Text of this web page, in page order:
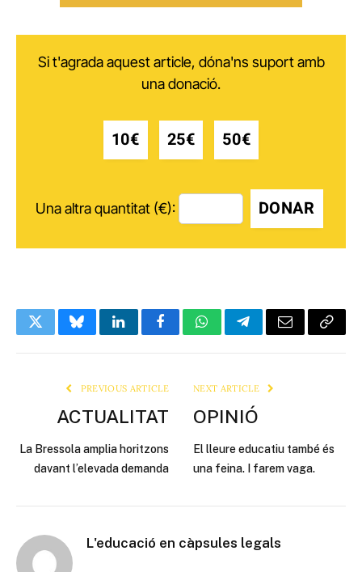
Si t'agrada aquest article, dóna'ns suport amb
una donació.
10€ 25€ 50€
Una altra quantitat (€): DONAR
TwitterBlueskyLinkedInFacebookWhatsAppTelegramEmail Copy
PREVIOUS ARTICLE
ACTUALITAT
La Bressola amplia horitzons
davant l’elevada demanda
NEXT ARTICLE
OPINIÓ
El lleure educatiu també és
una feina. I farem vaga.
L'educació en càpsules legals